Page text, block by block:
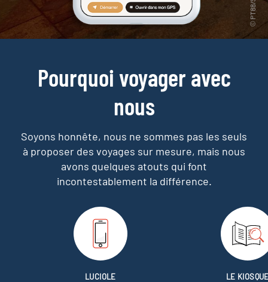
Pourquoi voyager avec
nous
Soyons honnête, nous ne sommes pas les seuls
à proposer des voyages sur mesure, mais nous
avons quelques atouts qui font
incontestablement la différence.
LUCIOLE
LE